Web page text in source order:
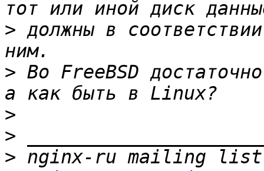
> должны в
> Во FreeBSD
>
>
>